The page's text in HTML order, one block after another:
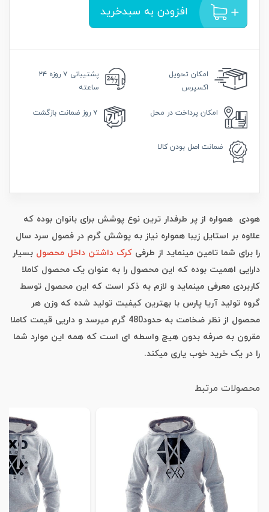
افزودن به سبدخرید
امکان تحویل
اکسپرس
پشتیبانی
۷ روزه ۲۴
ساعته
امکان پرداخت در محل ۷ روز ضمانت بازگشت
ضمانت اصل بودن کالا
هودی همواره از پر طرفدار ترین نوع پوشش برای بانوان بوده که
علاوه بر استایل زیبا همواره نیاز به پوشش گرم در فصول سرد سال
را برای شما تامین مینماید از طرفی کرک داشتن داخل محصول بسیار
دارایی اهمیت بوده که این محصول را به عنوان یک محصول کاملا
کاربردی معرفی مینماید و لازم به ذکر است که این محصول توسط
گروه تولید آریا پارس با بهترین کیفیت تولید شده که وزن هر
محصول از نظر ضخامت به حدود480 گرم میرسد و داریی قیمت کاملا
مقرون به صرفه بدون هیچ واسطه ای است که همه این موارد شما
را در یک خرید خوب یاری میکند.
محصولات مرتبط